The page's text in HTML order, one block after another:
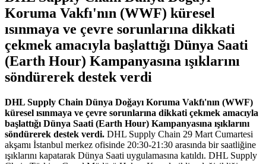
Koruma Vakfı'nın (WWF) küresel
ısınmaya ve çevre sorunlarına dikkati
çekmek amacıyla başlattığı Dünya Saati
(Earth Hour) Kampanyasına ışıklarını
söndürerek destek verdi
DHL Supply Chain Dünya Doğayı Koruma Vakfı'nın (WWF)
küresel ısınmaya ve çevre sorunlarına dikkati çekmek amacıyla
başlattığı Dünya Saati (Earth Hour) Kampanyasına ışıklarını
söndürerek destek verdi. DHL Supply Chain 29 Mart Cumartesi
akşamı İstanbul merkez ofisinde 20:30-21:30 arasında bir saatliğine
ışıklarını kapatarak Dünya Saati uygulamasına katıldı. DHL Supply